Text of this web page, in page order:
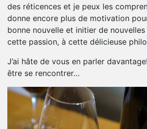
des réticences et je peux les
donne encore plus de motivation
bonne nouvelle et initier de nouvelles
cette passion, à cette délicieuse
J’ai hâte de vous en parler
être se rencontrer…